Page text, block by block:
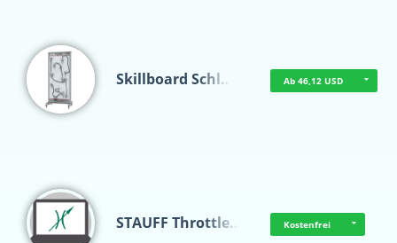
Skillboard Schl… Ab 46,12 USD
STAUFF Throttle… Kostenfrei